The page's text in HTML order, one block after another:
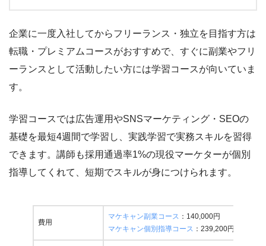
企業に一度入社してからフリーランス・独立を目指す方は
転職・プレミアムコースがおすすめで、すぐに副業やフリ
ーランスとして活動したい方には学習コースが向いていま
す。
学習コースでは広告運用やSNSマーケティング・SEOの
基礎を最短4週間で学習し、実践学習で実務スキルを習得
できます。講師も採用通過率1%の現役マーケターが個別
指導してくれて、短期でスキルが身につけられます。
費用
マケキャン副業コース ：140,000円
マケキャン個別指導コース ：239,200円